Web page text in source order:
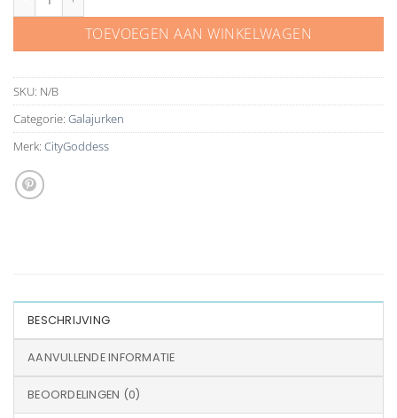
TOEVOEGEN AAN WINKELWAGEN
SKU: N/B
Categorie: Galajurken
Merk: CityGoddess
BESCHRIJVING
AANVULLENDE INFORMATIE
BEOORDELINGEN (0)